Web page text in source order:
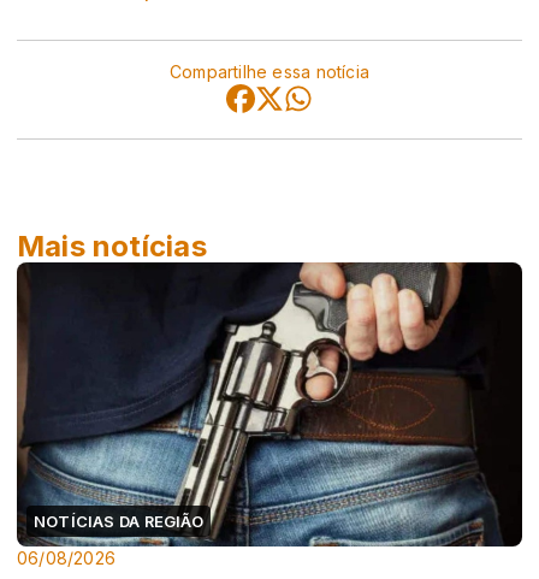
Compartilhe essa notícia
Mais notícias
NOTÍCIAS DA REGIÃO
06/08/2026